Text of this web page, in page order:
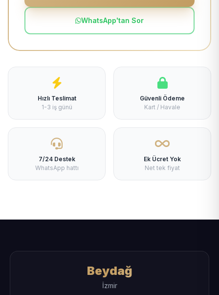
WhatsApp'tan Sor
Hızlı Teslimat
1-3 iş günü
Güvenli Ödeme
Kart / Havale
7/24 Destek
WhatsApp hattı
Ek Ücret Yok
Net tek fiyat
Beydağ
İzmir